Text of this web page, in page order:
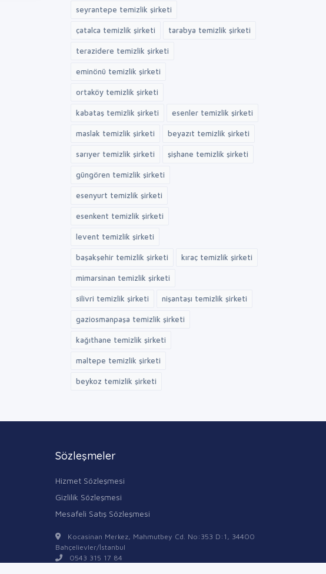
seyrantepe temizlik şirketi
çatalca temizlik şirketi tarabya temizlik şirketi
terazidere temizlik şirketi
eminönü temizlik şirketi
ortaköy temizlik şirketi
kabataş temizlik şirketi esenler temizlik şirketi
maslak temizlik şirketi beyazıt temizlik şirketi
sarıyer temizlik şirketi şişhane temizlik şirketi
güngören temizlik şirketi
esenyurt temizlik şirketi
esenkent temizlik şirketi
levent temizlik şirketi
başakşehir temizlik şirketi kıraç temizlik şirketi
mimarsinan temizlik şirketi
silivri temizlik şirketi nişantaşı temizlik şirketi
gaziosmanpaşa temizlik şirketi
kağıthane temizlik şirketi
maltepe temizlik şirketi
beykoz temizlik şirketi
Sözleşmeler
Hizmet Sözleşmesi
Gizlilik Sözleşmesi
Mesafeli Satış Sözleşmesi
Kocasinan Merkez, Mahmutbey Cd. No:353 D:1, 34400
Bahçelievler/İstanbul
0543 315 17 84